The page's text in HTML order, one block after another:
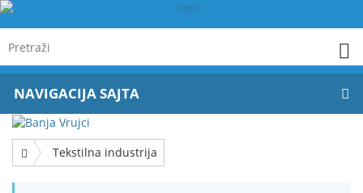
NAVIGACIJA SAJTA
Tekstilna industrija